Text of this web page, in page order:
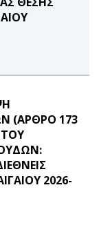
(ΑΡΘΡΟ 173
ΤΟΥ
2026-